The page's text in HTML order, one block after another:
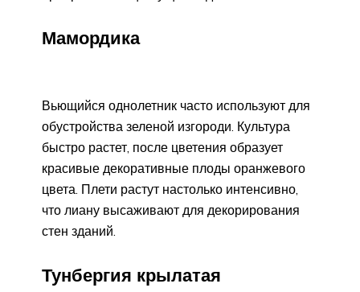
Мамордика
Вьющийся однолетник часто используют для
обустройства зеленой изгороди. Культура
быстро растет, после цветения образует
красивые декоративные плоды оранжевого
цвета. Плети растут настолько интенсивно,
что лиану высаживают для декорирования
стен зданий.
Тунбергия крылатая